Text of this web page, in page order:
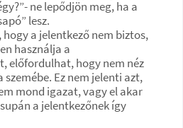
ne lepődjön meg, ha a
lesz.
hogy a jelentkező nem biztos,
használja a
előfordulhat, hogy nem néz
Ez nem jelenti azt,
mond igazat, vagy el akar
a jelentkezőnek így